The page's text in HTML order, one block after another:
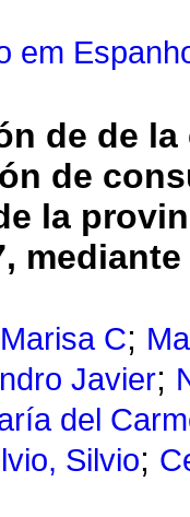
em
de de
de
la
C;
Javier;
del
Silvio;